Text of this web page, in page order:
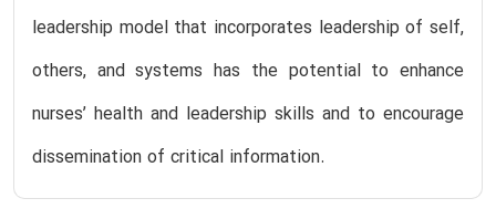
leadership model that incorporates leadership of self,
others, and systems has the potential to enhance
nurses’ health and leadership skills and to encourage
dissemination of critical information.